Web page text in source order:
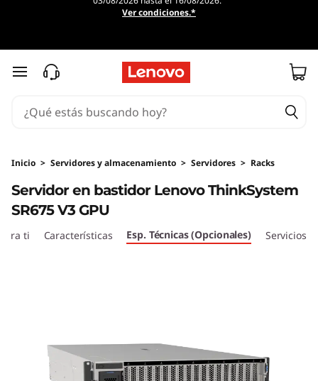
e
d
o
Ver condiciones.*
Ir al contenido principal
Inicio > Servidores y almacenamiento > Servidores > Racks
Servidor en bastidor Lenovo ThinkSystem
SR675 V3 GPU
ti Características Esp. Técnicas (Opcionales) Servicios